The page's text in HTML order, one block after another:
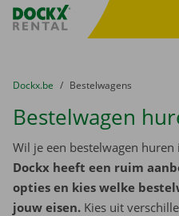
Fratello DEMO
U bevindt zich hier:
van
Dockx.be naar
Bestelwagens
Bestelwagen
Wil je een bestelwagen
Dockx heeft een ruim
opties en kies welke
jouw eisen. Kies uit